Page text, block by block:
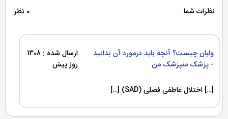
نظرات شما 0 نظر
ولبان چیست؟ آنچه باید درمورد آن بدانید
- پزشک منپزشک من
ارسال شده : 1308
روز پیش
[…] اختلال عاطفی فصلی (SAD) […]